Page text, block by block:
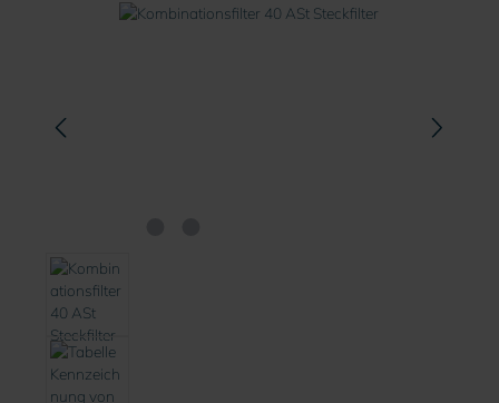
Bildergalerie überspringen